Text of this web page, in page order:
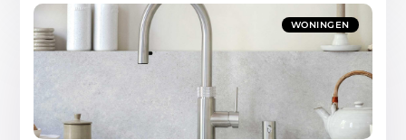
WONINGEN